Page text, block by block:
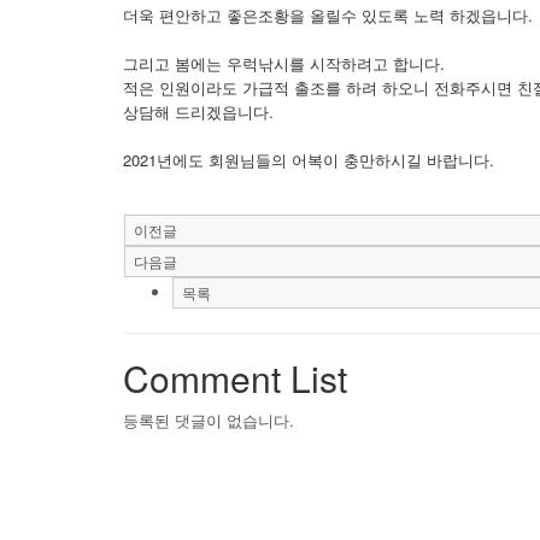
더욱 편안하고 좋은조황을 올릴수 있도록 노력 하겠읍니다.
그리고 봄에는 우럭낚시를 시작하려고 합니다.
적은 인원이라도 가급적 출조를 하려 하오니 전화주시면 친
상담해 드리겠읍니다.
2021년에도 회원님들의 어복이 충만하시길 바랍니다.
이전글
다음글
목록
Comment List
등록된 댓글이 없습니다.